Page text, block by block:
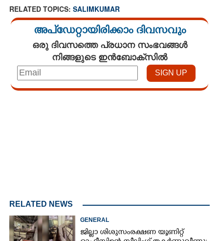
RELATED TOPICS: SALIMKUMAR
അപ്ഡേറ്റായിരിക്കാം ദിവസവും
ഒരു ദിവസത്തെ പ്രധാന സംഭവങ്ങൾ
നിങ്ങളുടെ ഇൻബോക്സിൽ
RELATED NEWS
GENERAL
ജില്ലാ ശിശുസംരക്ഷണ യൂണിറ്റ്